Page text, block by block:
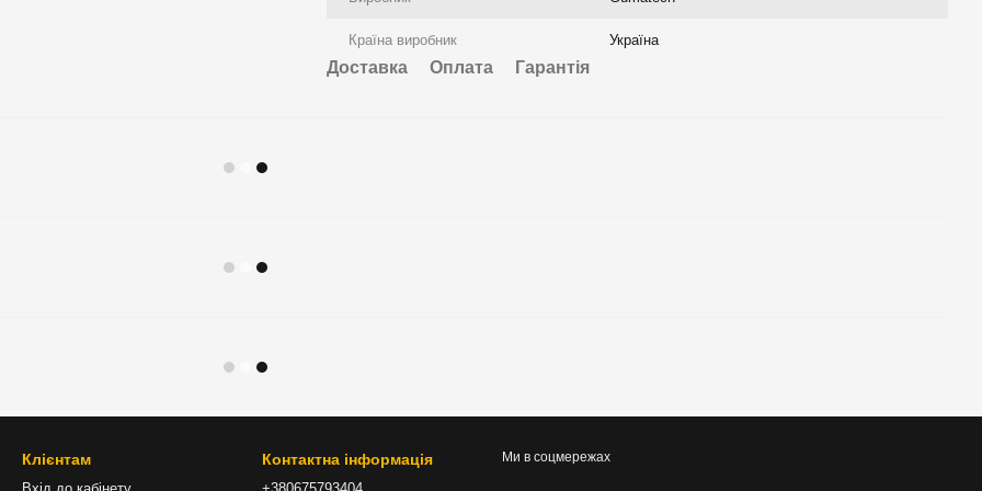
Країна виробник Україна
Доставка Оплата Гарантія
Клієнтам Контактна інформація Ми в соцмережах